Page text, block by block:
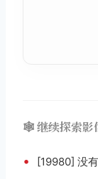
🕸️ 继续探索影
• [19980] 没